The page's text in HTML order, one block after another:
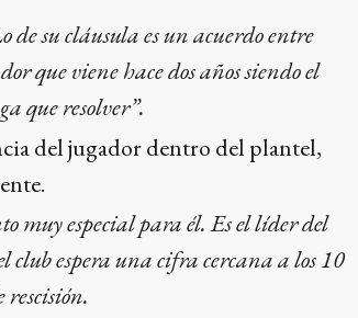
de su cláusula es un acuerdo entre
que viene hace dos años siendo el
que resolver”.
del jugador dentro del plantel,
muy especial para él. Es el líder del
espera una cifra cercana a los 10